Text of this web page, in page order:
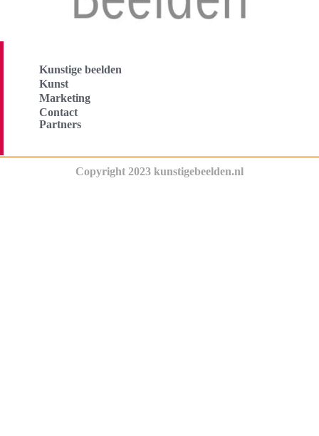
Kunstige beelden
Kunst
Marketing
Contact
Partners
Copyright 2023 kunstigebeelden.nl